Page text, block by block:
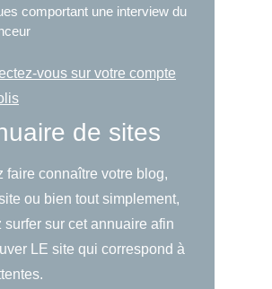
comportant une interview du
vous sur votre compte
de sites
faire connaître votre blog,
ou bien tout simplement,
surfer sur cet annuaire afin
LE site qui correspond à